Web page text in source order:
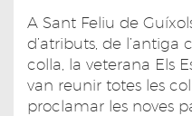
A Sant Feliu de
d’atributs, de l’antiga
colla, la veterana Els
van reunir totes les
proclamar les noves